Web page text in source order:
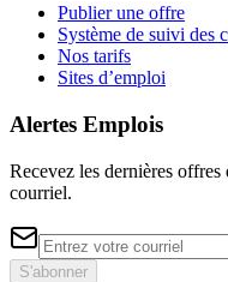
Publier une offre
Système de suivi des
Nos tarifs
Sites d’emploi
Alertes Emplois
Recevez les dernières
courriel.
S'abonner